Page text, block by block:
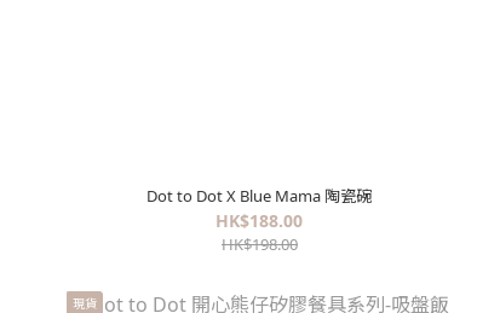
Dot to Dot X Blue Mama 陶瓷碗
HK$188.00
HK$198.00
現貨